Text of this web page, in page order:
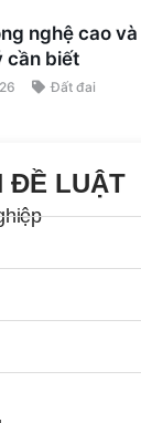
nghệ cao
cần biết
Đất đai
ĐỀ LUẬT